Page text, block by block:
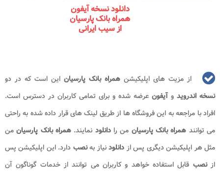
دانلود نسخه آیفون
همراه بانک پارسیان
از سیب ایرانی
از مزیت های اپلیکیشن همراه بانک پارسیان این است که در دو
نسخه اندروید و آیفون عرضه شده و برای تمامی کاربران در دسترس است.
افراد با مراجعه به این فروشگاه ها از طریق لینک های قرار داده شده به راحتی
می توانند همراه بانک پارسیان من رادانلود نمایند. همراه بانک پارسیانمن
مثل هر اپلیکیشن دیگری پس از دانلودنیاز بهنصب دارد. این اپلیکیشن پس
ازنصب قابل استفاده خواهد و کاربران می توانند از خدمات گوناگون آن